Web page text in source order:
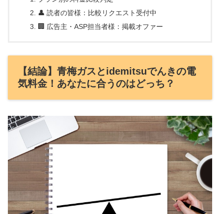
👤 読者の皆様：比較リクエスト受付中
🏢 広告主・ASP担当者様：掲載オファー
【結論】青梅ガスとidemitsuでんきの電
気料金！あなたに合うのはどっち？